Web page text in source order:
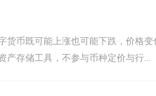
货币既可能上涨也可能下跌，价格变
存储工具，不参与币种定价与行...